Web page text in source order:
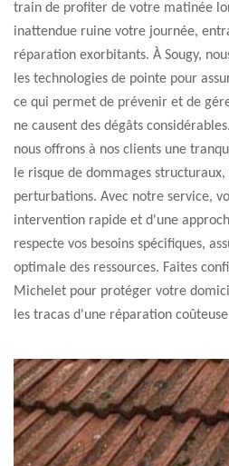
train de profiter de votre matinée
inattendue ruine votre journée,
réparation exorbitants. À Sougy,
les technologies de pointe pour
ce qui permet de prévenir et de
ne causent des dégâts
nous offrons à nos clients une
le risque de dommages
perturbations. Avec notre service,
intervention rapide et d'une
respecte vos besoins spécifiques,
optimale des ressources. Faites
Michelet pour protéger votre
les tracas d'une réparation